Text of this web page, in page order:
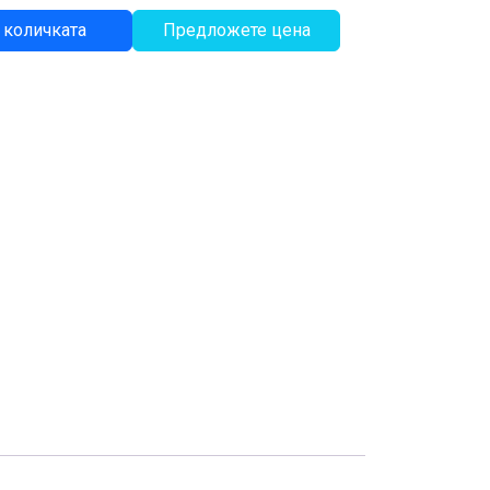
Предложете цена